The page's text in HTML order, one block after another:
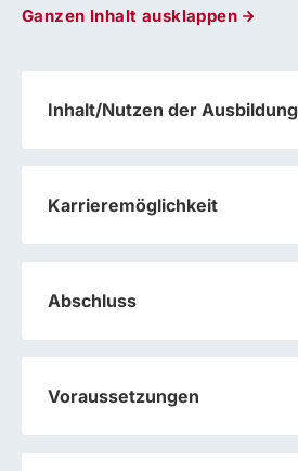
Ganzen Inhalt ausklappen
Inhalt/Nutzen der Ausbildung
Karrieremöglichkeit
Abschluss
Voraussetzungen